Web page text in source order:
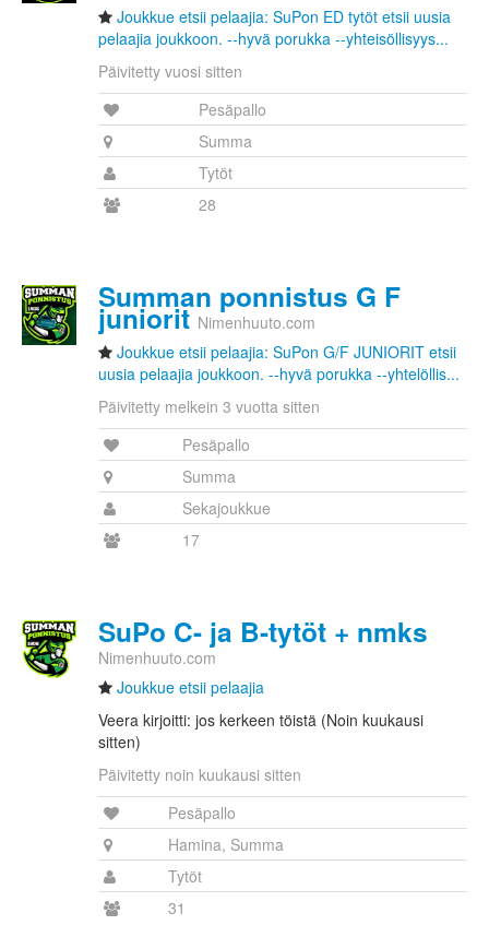
Joukkue etsii pelaajia: SuPon ED tytöt etsii uusia
pelaajia joukkoon. --hyvä porukka --yhteisöllisyys...
Päivitetty vuosi sitten
Pesäpallo
Summa
Tytöt
28
Summan ponnistus G F
juniorit Nimenhuuto.com
Joukkue etsii pelaajia: SuPon G/F JUNIORIT etsii
uusia pelaajia joukkoon. --hyvä porukka --yhtelöllis...
Päivitetty melkein 3 vuotta sitten
Pesäpallo
Summa
Sekajoukkue
17
SuPo C- ja B-tytöt + nmks
Nimenhuuto.com
Joukkue etsii pelaajia
Veera kirjoitti: jos kerkeen töistä (Noin kuukausi
sitten)
Päivitetty noin kuukausi sitten
Pesäpallo
Hamina, Summa
Tytöt
31